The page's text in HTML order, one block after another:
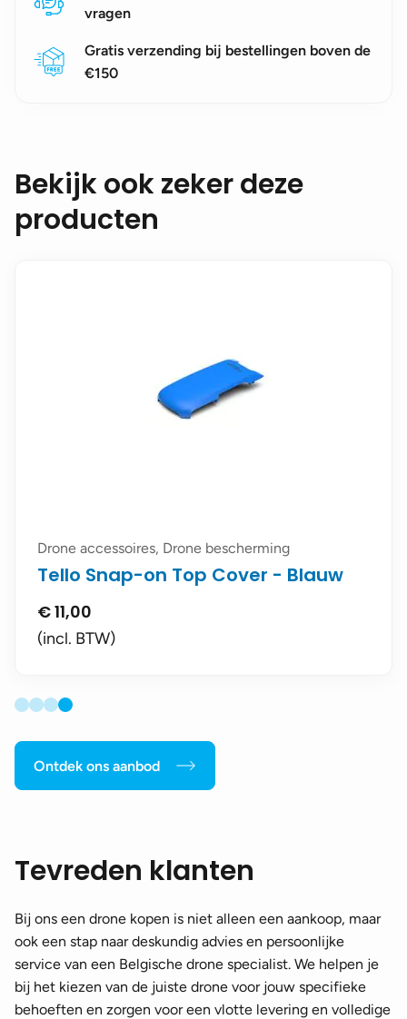
vragen
Gratis verzending bij bestellingen boven de
€150
Bekijk ook zeker deze
producten
Drone accessoires, Drone bescherming
Tello Snap-on Top Cover - Blauw
€11,00
(incl. BTW)
Ontdek ons aanbod
Tevreden klanten
Bij ons een drone kopen is niet alleen een aankoop, maar
ook een stap naar deskundig advies en persoonlijke
service van een Belgische drone specialist. We helpen je
bij het kiezen van de juiste drone voor jouw specifieke
behoeften en zorgen voor een vlotte levering en volledige